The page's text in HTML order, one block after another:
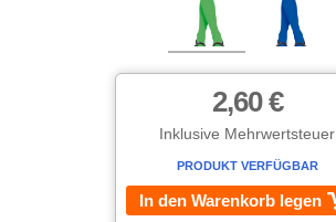
2,60 €
Inklusive Mehrwertsteuer
PRODUKT VERFÜGBAR
In den Warenkorb legen